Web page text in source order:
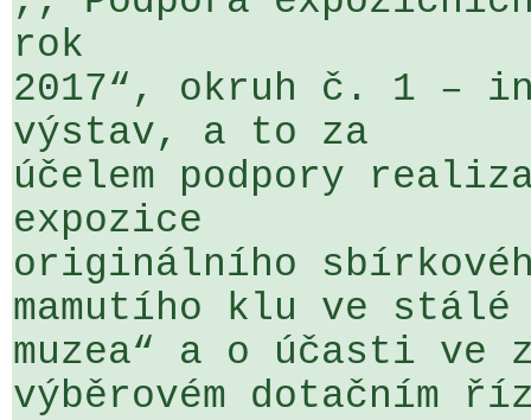
rok
2017“, okruh č. 1 –
výstav, a to za
účelem podpory
expozice
originálního
mamutího klu ve
muzea“ a o účasti ve
výběrovém dotačním